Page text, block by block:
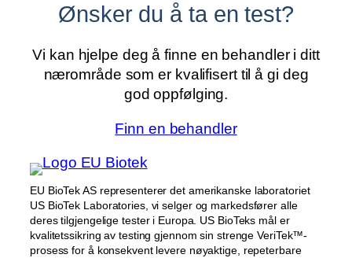
Ønsker du å ta en test?
Vi kan hjelpe deg å finne en behandler i ditt
nærområde som er kvalifisert til å gi deg
god oppfølging.
Finn en behandler
EU BioTek AS representerer det amerikanske laboratoriet
US BioTek Laboratories, vi selger og markedsfører alle
deres tilgjengelige tester i Europa. US BioTeks mål er
kvalitetssikring av testing gjennom sin strenge VeriTek™-
prosess for å konsekvent levere nøyaktige, repeterbare